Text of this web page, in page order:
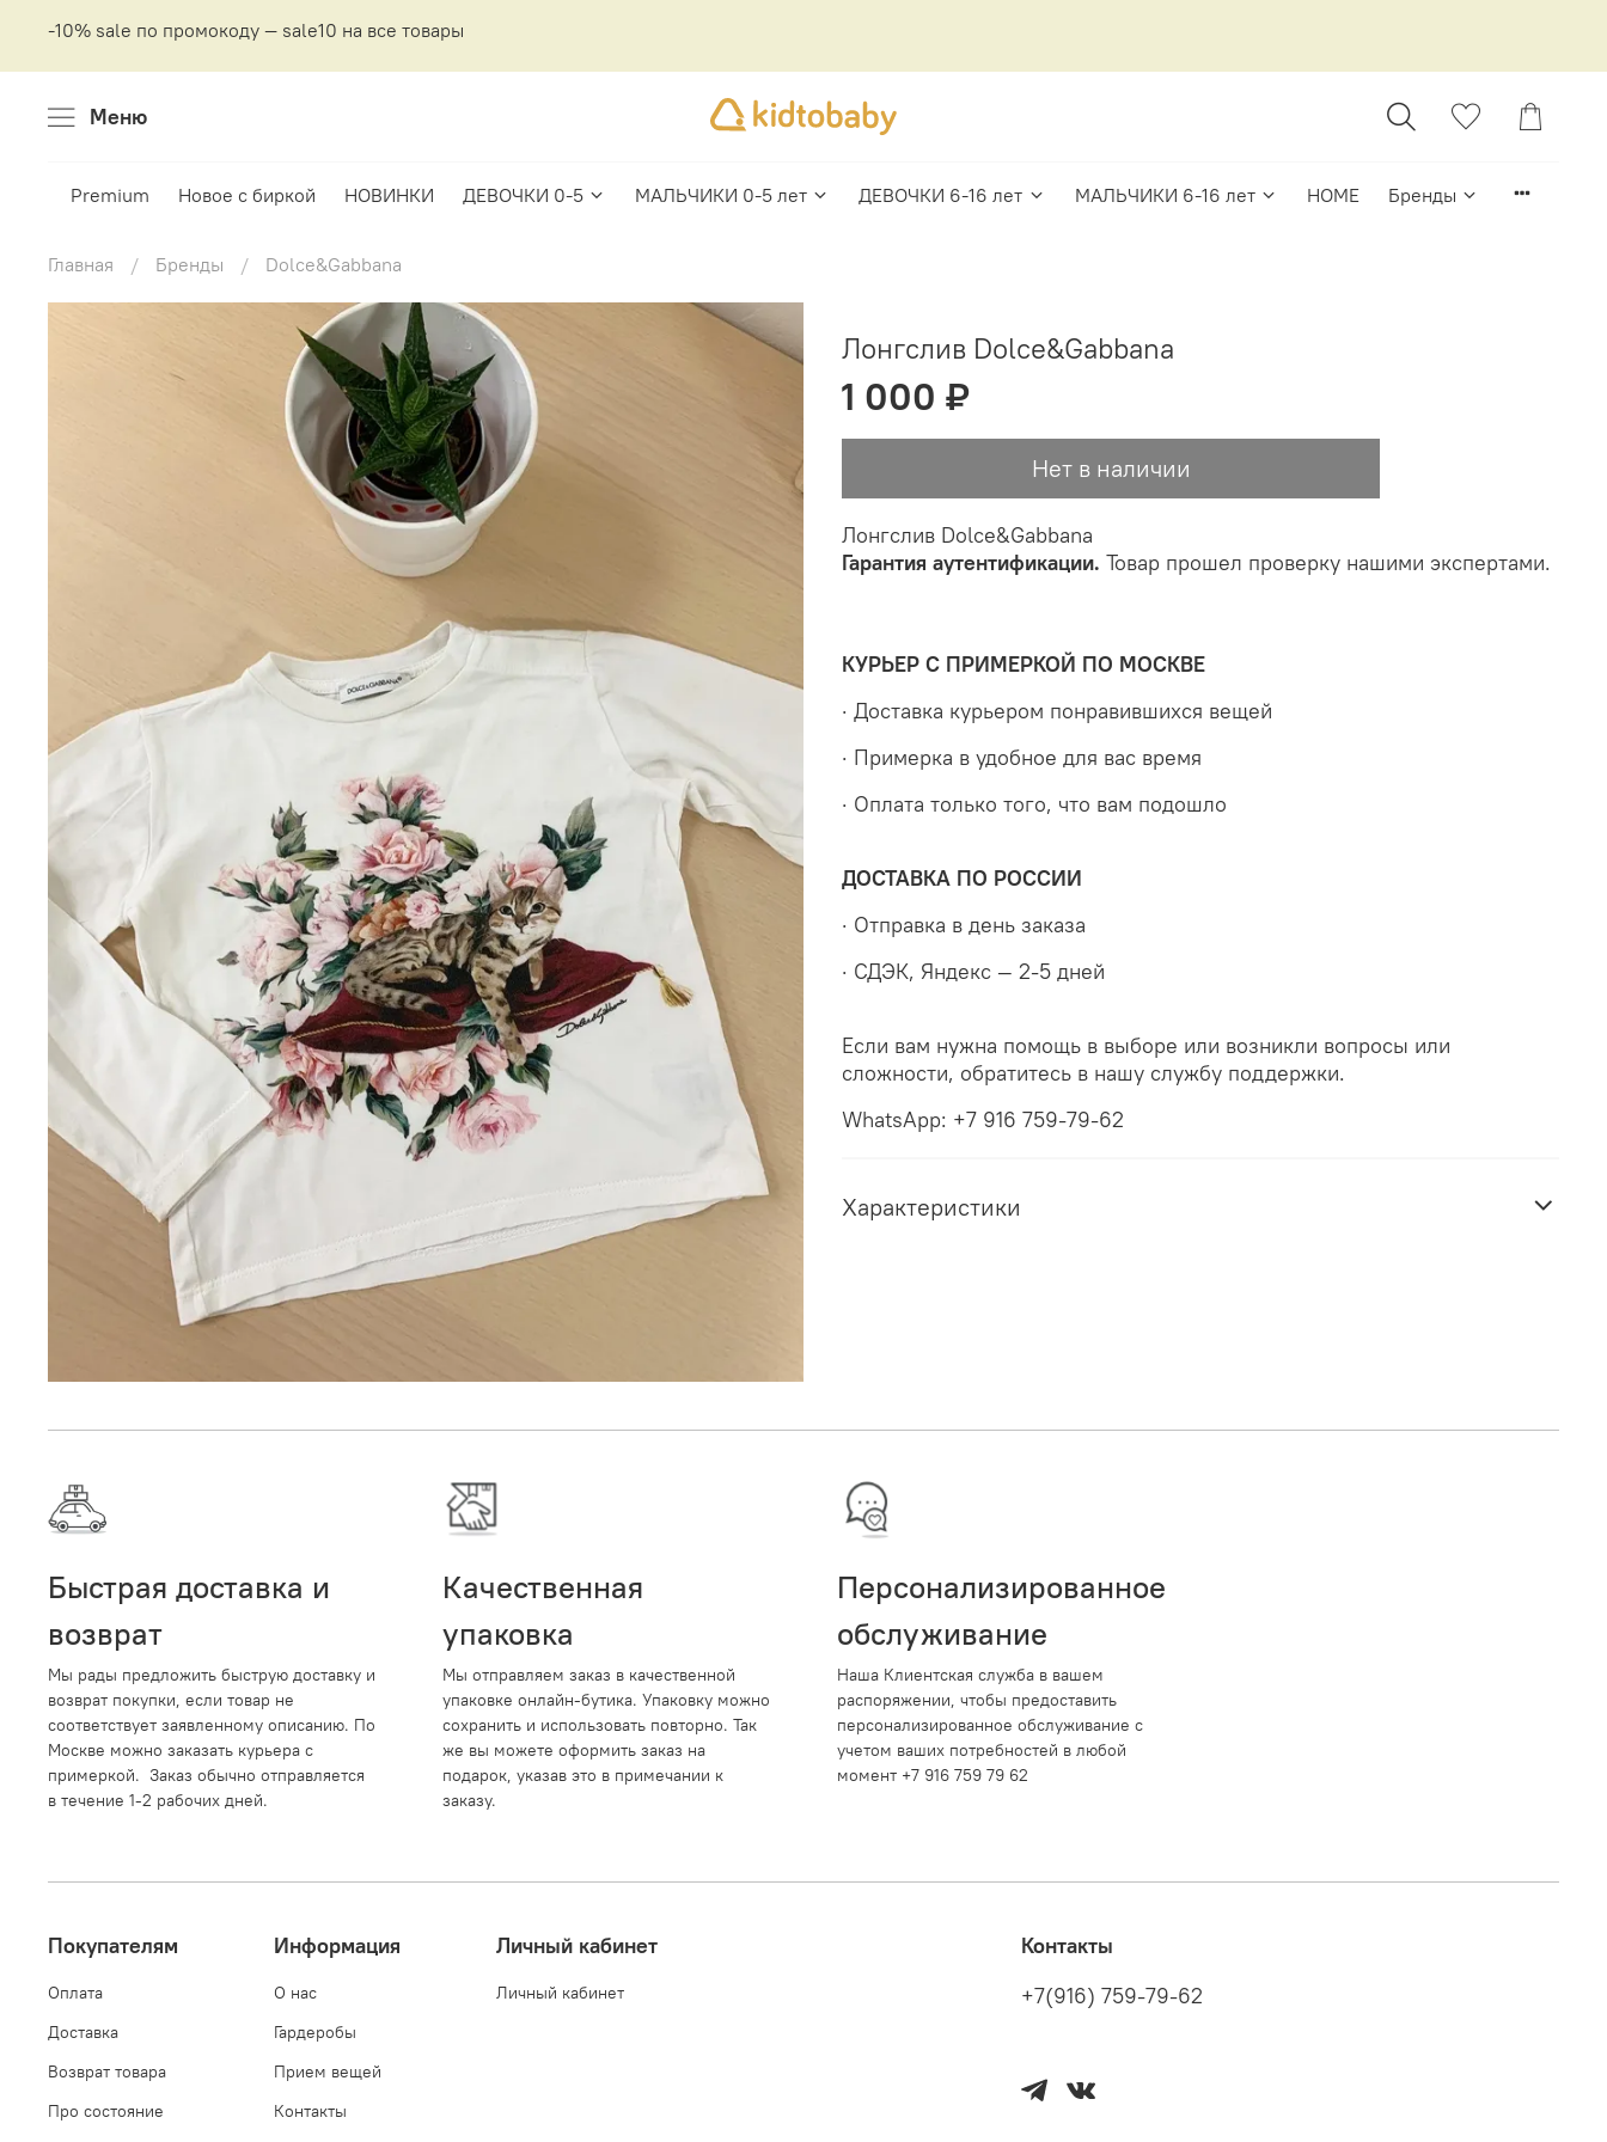
-10% sale по промокоду — sale10 на все товары
Меню
Premium Новое с биркой НОВИНКИ ДЕВОЧКИ 0-5 МАЛЬЧИКИ 0-5 лет ДЕВОЧКИ 6-16 лет МАЛЬЧИКИ 6-16 лет HOME Бренды
Главная Бренды Dolce&Gabbana
Лонгслив Dolce&Gabbana
1 000 ₽
Нет в наличии
Лонгслив Dolce&Gabbana
Гарантия аутентификации. Товар прошел проверку нашими экспертами.
КУРЬЕР С ПРИМЕРКОЙ ПО МОСКВЕ
· Доставка курьером понравившихся вещей
· Примерка в удобное для вас время
· Оплата только того, что вам подошло
ДОСТАВКА ПО РОССИИ
· Отправка в день заказа
· СДЭК, Яндекс — 2-5 дней
Если вам нужна помощь в выборе или возникли вопросы или
сложности, обратитесь в нашу службу поддержки.
WhatsApp: +7 916 759-79-62
Характеристики
Быстрая доставка и
возврат
Мы рады предложить быструю доставку и
возврат покупки, если товар не
соответствует заявленному описанию. По
Москве можно заказать курьера с
примеркой. Заказ обычно отправляется
в течение 1-2 рабочих дней.
Качественная
упаковка
Мы отправляем заказ в качественной
упаковке онлайн-бутика. Упаковку можно
сохранить и использовать повторно. Так
же вы можете оформить заказ на
подарок, указав это в примечании к
заказу.
Персонализированное
обслуживание
Наша Клиентская служба в вашем
распоряжении, чтобы предоставить
персонализированное обслуживание с
учетом ваших потребностей в любой
момент +7 916 759 79 62
Покупателям
Оплата
Доставка
Возврат товара
Про состояние
Информация
О нас
Гардеробы
Прием вещей
Контакты
Личный кабинет
Личный кабинет
Контакты
+7(916) 759-79-62